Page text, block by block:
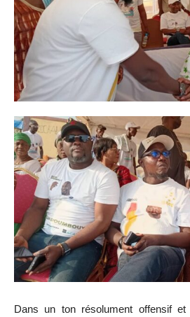
Dans un ton résolument offensif et